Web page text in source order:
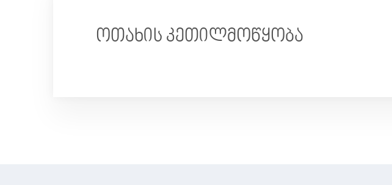
ოთახის კეთილმოწყობა